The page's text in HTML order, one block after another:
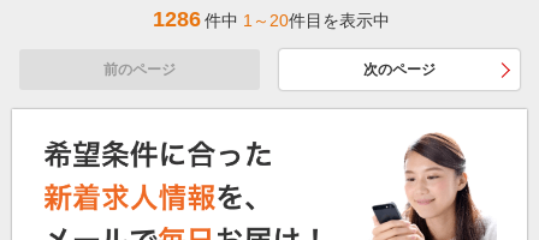
1286件中 1～20件目を表示中
前のページ 次のページ